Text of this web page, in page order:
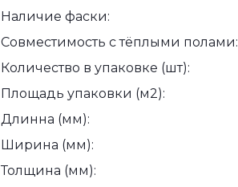
Наличие фаски:
Совместимость с тёплыми полами:
Количество в упаковке (шт):
Площадь упаковки (м2):
Длинна (мм):
Ширина (мм):
Толщина (мм):